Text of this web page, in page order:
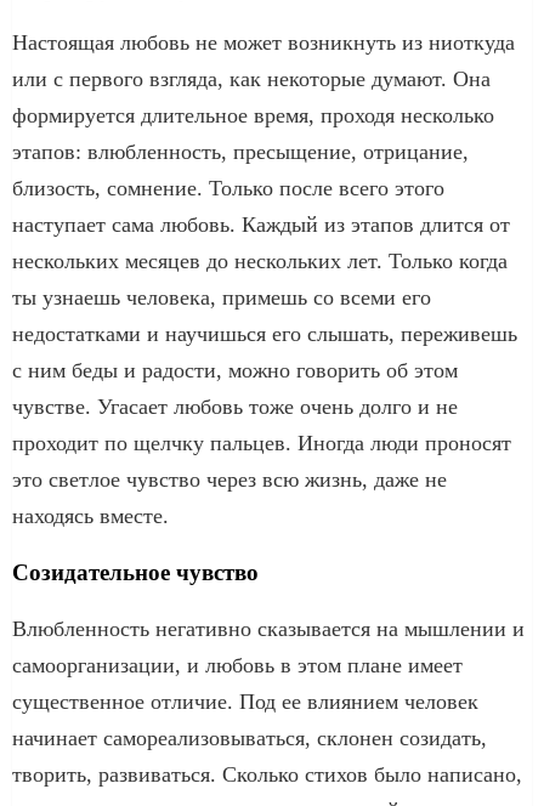
Настоящая любовь не может возникнуть из ниоткуда
или с первого взгляда, как некоторые думают. Она
формируется длительное время, проходя несколько
этапов: влюбленность, пресыщение, отрицание,
близость, сомнение. Только после всего этого
наступает сама любовь. Каждый из этапов длится от
нескольких месяцев до нескольких лет. Только когда
ты узнаешь человека, примешь со всеми его
недостатками и научишься его слышать, переживешь
с ним беды и радости, можно говорить об этом
чувстве. Угасает любовь тоже очень долго и не
проходит по щелчку пальцев. Иногда люди проносят
это светлое чувство через всю жизнь, даже не
находясь вместе.
Созидательное чувство
Влюбленность негативно сказывается на мышлении и
самоорганизации, и любовь в этом плане имеет
существенное отличие. Под ее влиянием человек
начинает самореализовываться, склонен созидать,
творить, развиваться. Сколько стихов было написано,